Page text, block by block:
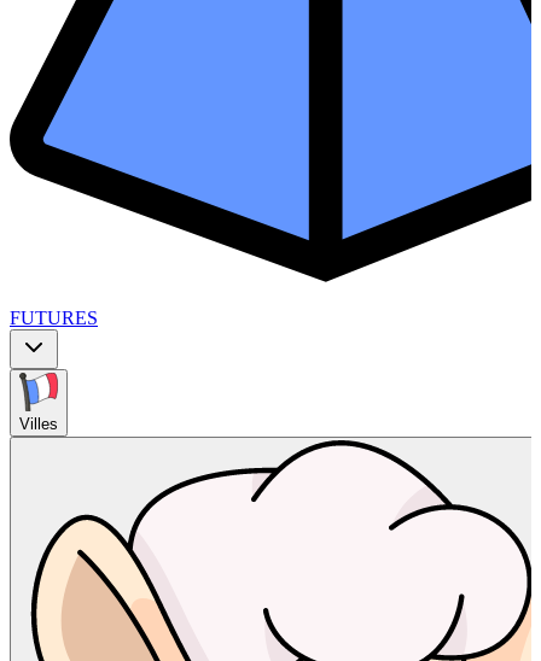
FUTURES
Villes